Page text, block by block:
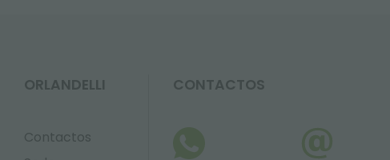
ORLANDELLI
Contactos
CONTACTOS